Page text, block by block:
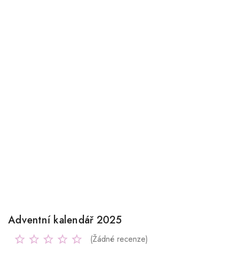
Adventní kalendář 2025
(Žádné recenze)